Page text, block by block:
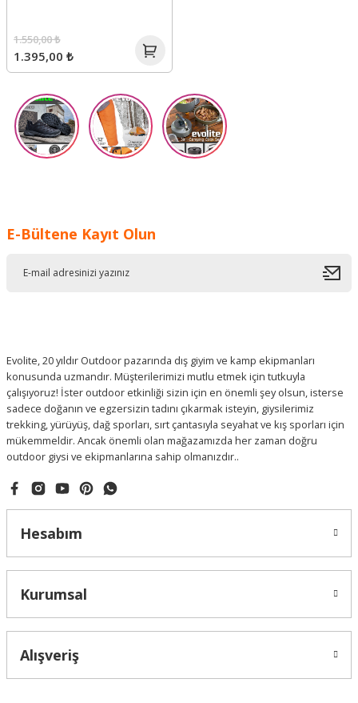
1.395,00 ₺
1.550,00 ₺
E-Bültene Kayıt Olun
Evolite, 20 yıldır Outdoor pazarında dış giyim ve kamp ekipmanları
konusunda uzmandır. Müşterilerimizi mutlu etmek için tutkuyla
çalışıyoruz! İster outdoor etkinliği sizin için en önemli şey olsun, isterse
sadece doğanın ve egzersizin tadını çıkarmak isteyin, giysilerimiz
trekking, yürüyüş, dağ sporları, sırt çantasıyla seyahat ve kış sporları için
mükemmeldir. Ancak önemli olan mağazamızda her zaman doğru
outdoor giysi ve ekipmanlarına sahip olmanızdır..
Hesabım
Kurumsal
Alışveriş